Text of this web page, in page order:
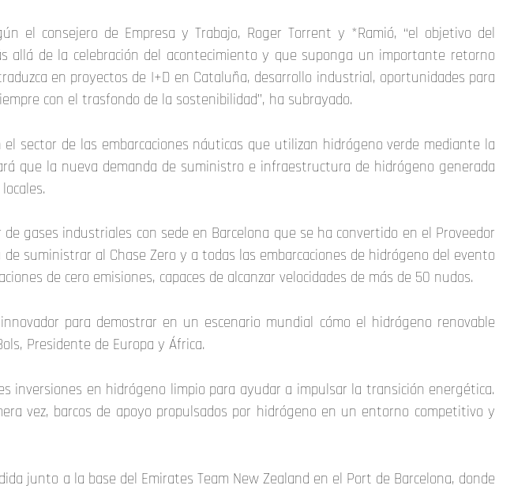
el consejero de Empresa y Trabajo, Roger Torrent y *Ramió, “el objetivo del
allá de la celebración del acontecimiento y que suponga un importante retorno
en proyectos de I+D en Cataluña, desarrollo industrial, oportunidades para
con el trasfondo de la sostenibilidad”, ha subrayado.
sector de las embarcaciones náuticas que utilizan hidrógeno verde mediante la
que la nueva demanda de suministro e infraestructura de hidrógeno generada
gases industriales con sede en Barcelona que se ha convertido en el Proveedor
suministrar al Chase Zero y a todas las embarcaciones de hidrógeno del evento
de cero emisiones, capaces de alcanzar velocidades de más de 50 nudos.
para demostrar en un escenario mundial cómo el hidrógeno renovable
Presidente de Europa y África.
inversiones en hidrógeno limpio para ayudar a impulsar la transición energética.
vez, barcos de apoyo propulsados por hidrógeno en un entorno competitivo y
junto a la base del Emirates Team New Zealand en el Port de Barcelona, donde